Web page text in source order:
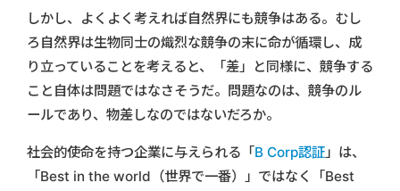
しかし、よくよく考えれば自然界にも競争はある。むし
ろ自然界は生物同士の熾烈な競争の末に命が循環し、成
り立っていることを考えると、「差」と同様に、競争する
こと自体は問題ではなさそうだ。問題なのは、競争のル
ールであり、物差しなのではないだろか。
社会的使命を持つ企業に与えられる「B Corp認証」は、
「Best in the world（世界で一番）」ではなく「Best